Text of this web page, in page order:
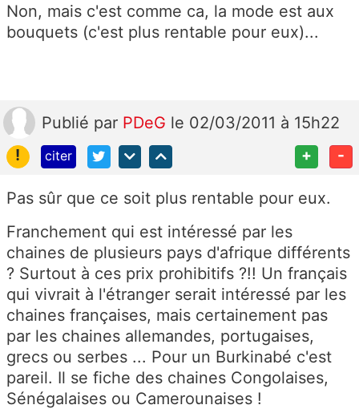
Non, mais c'est comme ca, la mode est aux
bouquets (c'est plus rentable pour eux)...
Publié par PDeG le 02/03/2011 à 15h22
!
citer + -
Pas sûr que ce soit plus rentable pour eux.
Franchement qui est intéressé par les
chaines de plusieurs pays d'afrique différents
? Surtout à ces prix prohibitifs ?!! Un français
qui vivrait à l'étranger serait intéressé par les
chaines françaises, mais certainement pas
par les chaines allemandes, portugaises,
grecs ou serbes ... Pour un Burkinabé c'est
pareil. Il se fiche des chaines Congolaises,
Sénégalaises ou Camerounaises !